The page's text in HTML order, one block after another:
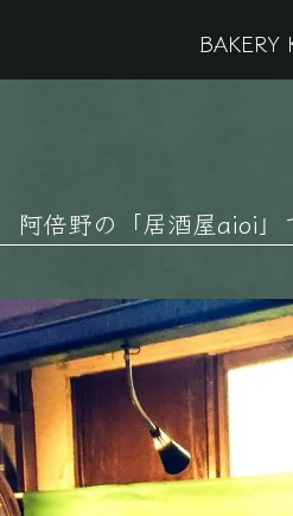
BAKERY
阿倍野の「居酒屋aioi